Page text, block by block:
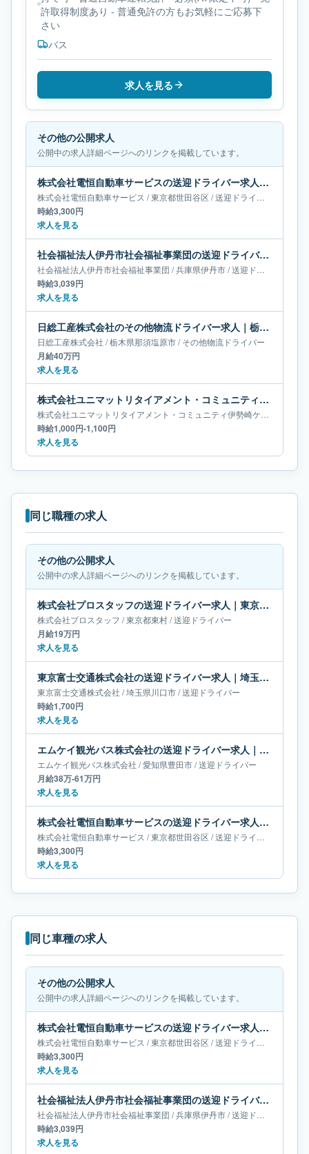
許取得制度あり - 普通免許の方もお気軽にご応募下
さい
バス
求人を見る
その他の公開求人
公開中の求人詳細ページへのリンクを掲載しています。
株式会社電恒自動車サービスの送迎ドライバー求人｜東京都世田谷区
株式会社電恒自動車サービス /東京都世田谷区 /送迎ドライバー
時給3,300円
求人を見る
社会福祉法人伊丹市社会福祉事業団の送迎ドライバー求人｜兵庫県伊丹市
社会福祉法人伊丹市社会福祉事業団 /兵庫県伊丹市/送迎ドライバー
時給3,039円
求人を見る
日総工産株式会社のその他物流ドライバー求人｜栃木県那須塩原市｜月給40万円
日総工産株式会社 /栃木県那須塩原市/その他物流ドライバー
月給40万円
求人を見る
株式会社ユニマットリタイアメント・コミュニティ伊勢崎ケアセンターそよ風の送迎ドライバー求人｜群馬県伊勢崎市
株式会社ユニマットリタイアメント・コミュニティ伊勢崎ケアセンターそよ風
時給1,000円-1,100円
求人を見る
同じ職種の求人
その他の公開求人
公開中の求人詳細ページへのリンクを掲載しています。
株式会社プロスタッフの送迎ドライバー求人｜東京都東村｜月給19万円
株式会社プロスタッフ /東京都東村/送迎ドライバー
月給19万円
求人を見る
東京富士交通株式会社の送迎ドライバー求人｜埼玉県川口市
東京富士交通株式会社 /埼玉県川口市/送迎ドライバー
時給1,700円
求人を見る
エムケイ観光バス株式会社の送迎ドライバー求人｜愛知県豊田市｜月給38万-61万円
エムケイ観光バス株式会社 /愛知県豊田市/送迎ドライバー
月給38万-61万円
求人を見る
株式会社電恒自動車サービスの送迎ドライバー求人｜東京都世田谷区
株式会社電恒自動車サービス /東京都世田谷区 /送迎ドライバー
時給3,300円
求人を見る
同じ車種の求人
その他の公開求人
公開中の求人詳細ページへのリンクを掲載しています。
株式会社電恒自動車サービスの送迎ドライバー求人｜東京都世田谷区
株式会社電恒自動車サービス /東京都世田谷区 /送迎ドライバー
時給3,300円
求人を見る
社会福祉法人伊丹市社会福祉事業団の送迎ドライバー求人｜兵庫県伊丹市
社会福祉法人伊丹市社会福祉事業団 /兵庫県伊丹市/送迎ドライバー
時給3,039円
求人を見る